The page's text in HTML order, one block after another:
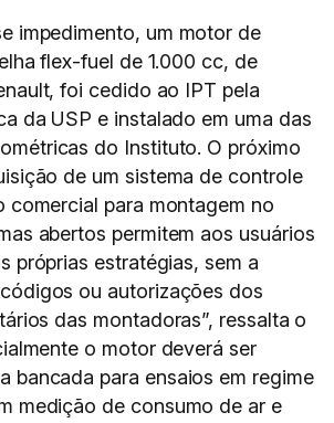
impedimento, um motor de
flex-fuel de 1.000 cc, de
foi cedido ao IPT pela
da USP e instalado em uma das
do Instituto. O próximo
de um sistema de controle
comercial para montagem no
abertos permitem aos usuários
próprias estratégias, sem a
ou autorizações dos
das montadoras”, ressalta o
o motor deverá ser
bancada para ensaios em regime
medição de consumo de ar e